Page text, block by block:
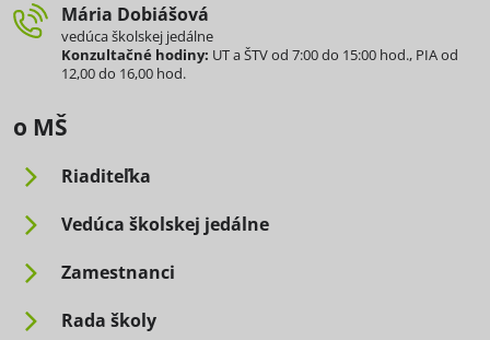
Mária Dobiášová
vedúca školskej jedálne
Konzultačné hodiny: UT a ŠTV od 7:00 do 15:00 hod., PIA od
12,00 do 16,00 hod.
o MŠ
Riaditeľka
Vedúca školskej jedálne
Zamestnanci
Rada školy